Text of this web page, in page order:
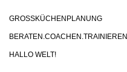
GROSSKÜCHENPLANUNG
HALLO WELT!